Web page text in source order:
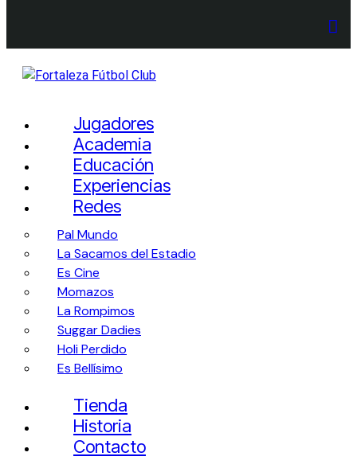
Jugadores
Academia
Educación
Experiencias
Redes
Pal Mundo
La Sacamos del Estadio
Es Cine
Momazos
La Rompimos
Suggar Dadies
Holi Perdido
Es Bellísimo
Tienda
Historia
Contacto